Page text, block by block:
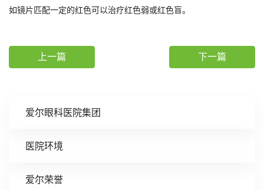
爱尔眼科医院集团
医院环境
爱尔荣誉
如镜片匹配一定的红色可以治疗红色弱或红色盲。
上一篇 下一篇